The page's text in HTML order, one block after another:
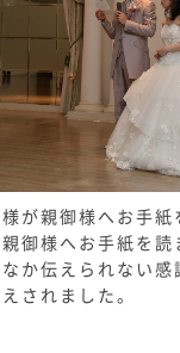
が親御様へお手紙
御様へお手紙を読
か伝えられない感
されました。